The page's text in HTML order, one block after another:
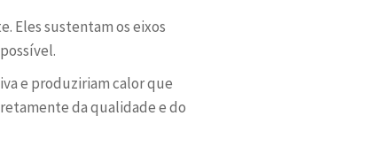
Eles sustentam os eixos
e produziriam calor que
da qualidade e do